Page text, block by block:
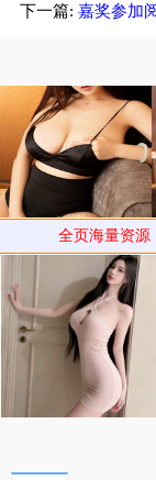
后忍不住哭泣
下一篇: 嘉奖参加
全页海量资源